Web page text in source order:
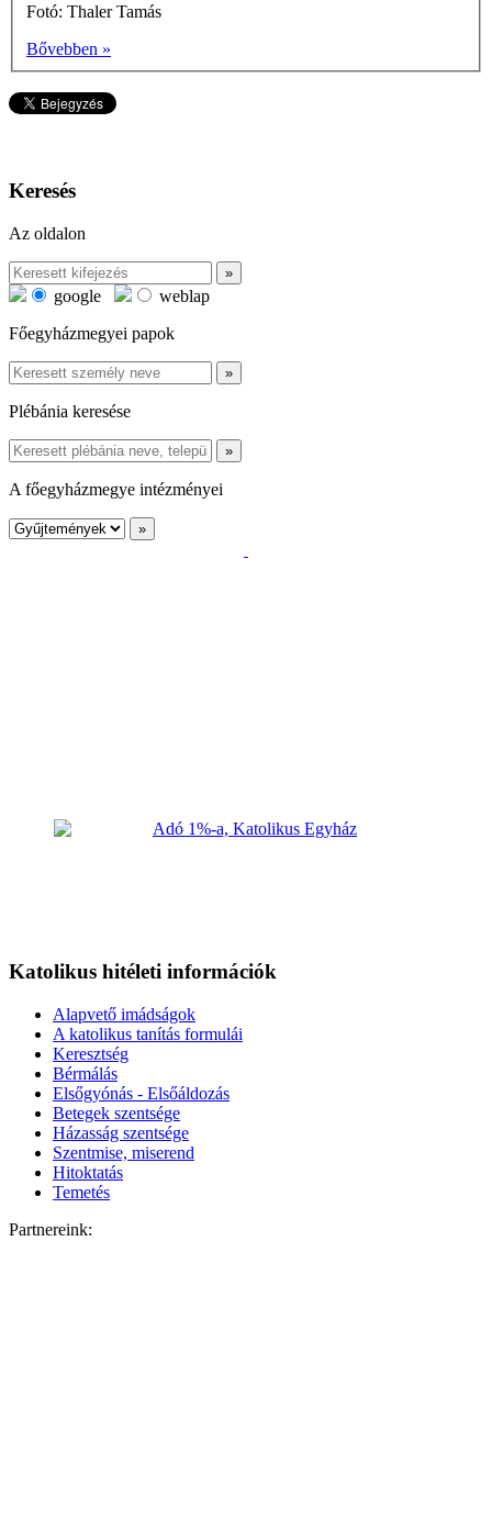
Fotó: Thaler Tamás
Bővebben »
Keresés
Az oldalon
google
weblap
Főegyházmegyei papok
Plébánia keresése
A főegyházmegye intézményei
Katolikus hitéleti információk
Alapvető imádságok
A katolikus tanítás formulái
Keresztség
Bérmálás
Elsőgyónás - Elsőáldozás
Betegek szentsége
Házasság szentsége
Szentmise, miserend
Hitoktatás
Temetés
Partnereink: